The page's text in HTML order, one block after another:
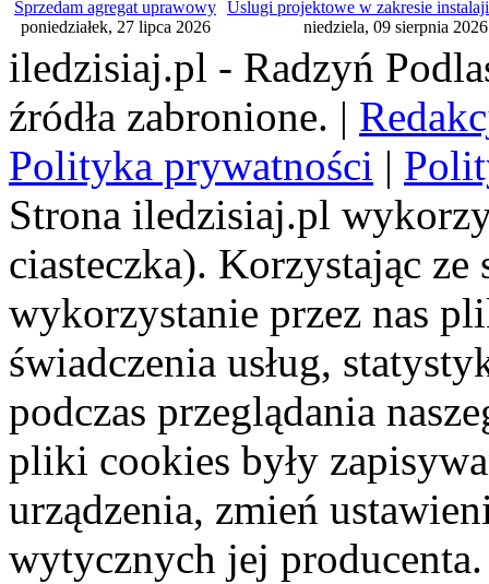
Sprzedam agregat uprawowy
poniedziałek, 27 lipca 2026
Uslugi projektowe w zakresie
niedziela, 09 sierpnia 2026
iledzisiaj.pl - Radzyń
źródła zabronione. |
Polityka prywatności |
Strona iledzisiaj.pl
ciasteczka). Korzystając
wykorzystanie przez nas
świadczenia usług,
podczas przeglądania
pliki cookies były
urządzenia, zmień
wytycznych jej producenta.